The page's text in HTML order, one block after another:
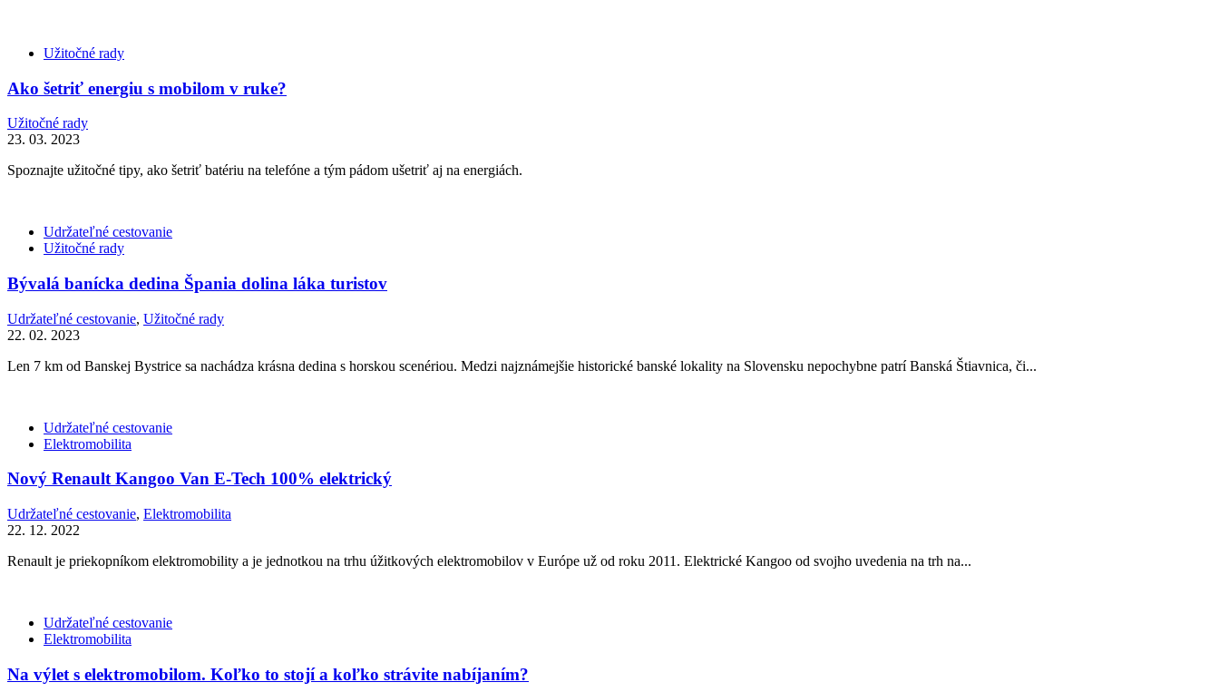
Užitočné rady
Ako šetriť energiu s mobilom v ruke?
Užitočné rady
23. 03. 2023
Spoznajte užitočné tipy, ako šetriť batériu na telefóne a tým pádom ušetriť aj na energiách.
Udržateľné cestovanie
Užitočné rady
Bývalá banícka dedina Špania dolina láka turistov
Udržateľné cestovanie, Užitočné rady
22. 02. 2023
Len 7 km od Banskej Bystrice sa nachádza krásna dedina s horskou scenériou. Medzi najznámejšie historické banské lokality na Slovensku nepochybne patrí Banská Štiavnica, či...
Udržateľné cestovanie
Elektromobilita
Nový Renault Kangoo Van E-Tech 100% elektrický
Udržateľné cestovanie, Elektromobilita
22. 12. 2022
Renault je priekopníkom elektromobility a je jednotkou na trhu úžitkových elektromobilov v Európe už od roku 2011. Elektrické Kangoo od svojho uvedenia na trh na...
Udržateľné cestovanie
Elektromobilita
Na výlet s elektromobilom. Koľko to stojí a koľko strávite nabíjaním?